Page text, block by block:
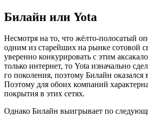
Билайн или Yota
Несмотря на то, что жёлто-полосатый
одним из старейших на рынке сотовой
уверенно конкурировать с этим
только интернет, то Yota изначально
го поколения, поэтому Билайн оказался
Поэтому для обоих компаний
покрытия в этих сетях.
Однако Билайн выигрывает по